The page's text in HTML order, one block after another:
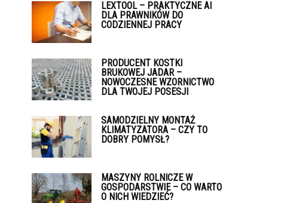
LEXTOOL – PRAKTYCZNE AI
DLA PRAWNIKÓW DO
CODZIENNEJ PRACY
PRODUCENT KOSTKI
BRUKOWEJ JADAR –
NOWOCZESNE WZORNICTWO
DLA TWOJEJ POSESJI
SAMODZIELNY MONTAŻ
KLIMATYZATORA – CZY TO
DOBRY POMYSŁ?
MASZYNY ROLNICZE W
GOSPODARSTWIE – CO WARTO
O NICH WIEDZIEĆ?